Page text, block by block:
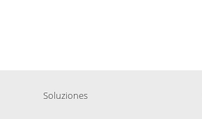
Soluziones